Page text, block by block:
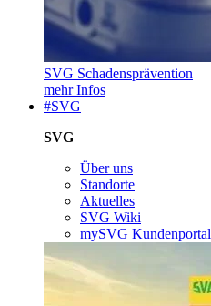
SVG Schadensprävention
mehr Infos
#SVG
SVG
Über uns
Standorte
Aktuelles
SVG Wiki
mySVG Kundenportal